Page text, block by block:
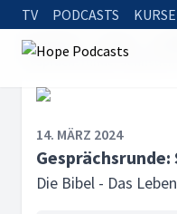
TV PODCASTS KURSE
Startseite
Gesprächsrunde:
14. MÄRZ 2024
Die Bibel - Das Leben